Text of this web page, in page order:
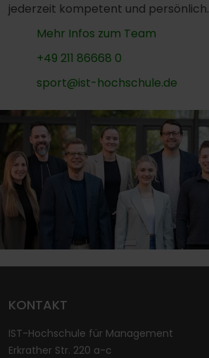
jederzeit kompetent und persönlich.
Mehr Infos zum Team
+49 211 86668 0
sport@ist-hochschule.de
KONTAKT
IST-Hochschule für Management
Erkrather Str. 220 a-c